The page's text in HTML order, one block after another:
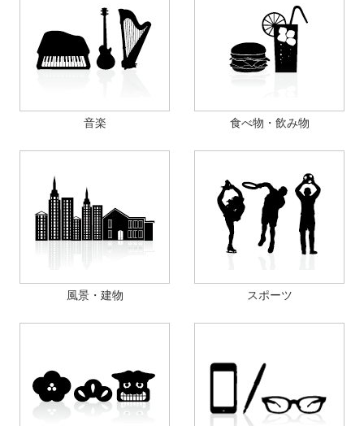
音楽 食べ物・飲み物
風景・建物 スポーツ